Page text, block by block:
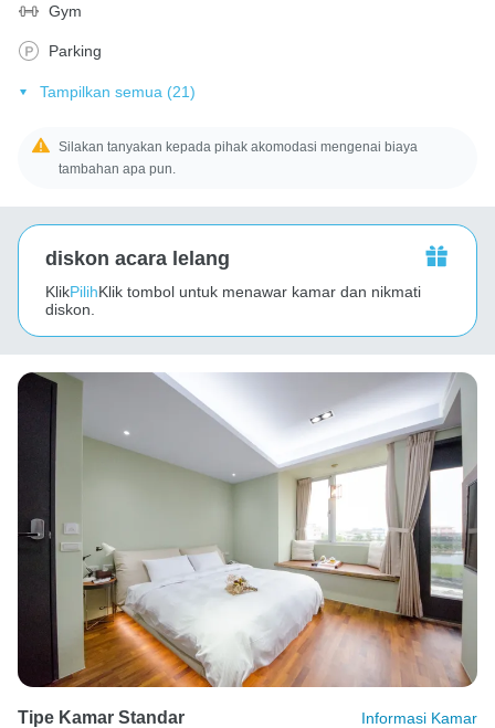
Gym
Parking
Tampilkan semua (21)
Silakan tanyakan kepada pihak akomodasi mengenai biaya
tambahan apa pun.
diskon acara lelang
KlikPilihKlik tombol untuk menawar kamar dan nikmati
diskon.
Tipe Kamar Standar Informasi Kamar